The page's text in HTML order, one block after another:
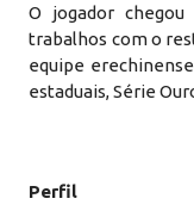
O jogador
trabalhos com o
equipe
estaduais, Série
Perfil